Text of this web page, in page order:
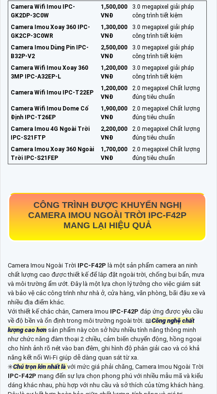
Camera Wifi Imou IPC-
GK2DP-3C0W
1,500,000
VNĐ
3.0 megapixel giải pháp
công trình tiết kiệm
Camera Imou Xoay 360 IPC-
GK2CP-3C0WR
1,300,000
VNĐ
3.0 megapixel giải pháp
công trình tiết kiệm
Camera Imou Dùng Pin IPC-
B32P-V2
2,500,000
VNĐ
3.0 megapixel giải pháp
công trình tiết kiệm
Camera Wifi Imou Xoay 360
3MP IPC-A32EP-L
1,200,000
VNĐ
3.0 megapixel giải pháp
công trình tiết kiệm
Camera Wifi Imou IPC-T22EP
1,200,000
VNĐ
2.0 megapixel Chất lượng
đúng tiêu chuẩn
Camera Wifi Imou Dome Cố
Định IPC-T26EP
1,900,000
VNĐ
2.0 megapixel Chất lượng
đúng tiêu chuẩn
Camera Imou 4G Ngoài Trời
IPC-S21FTP
2,200,000
VNĐ
2.0 megapixel Chất lượng
đúng tiêu chuẩn
Camera Imou Xoay 360 Ngoài
Trời IPC-S21FEP
1,700,000
VNĐ
2.0 megapixel Chất lượng
đúng tiêu chuẩn
CÔNG TRÌNH ĐƯỢC KHUYẾN NGHỊ
CAMERA IMOU NGOÀI TRỜI IPC-F42P
MANG LẠI HIỆU QUẢ
Camera Imou Ngoài Trời IPC-F42P là một sản phẩm camera an ninh
chất lượng cao được thiết kế để lắp đặt ngoài trời, chống bụi bẩn, mưa
và môi trường ẩm ướt. Đây là một lựa chọn lý tưởng cho việc giám sát
và bảo vệ các công trình như nhà ở, cửa hàng, văn phòng, bãi đậu xe và
nhiều địa điểm khác.
Với thiết kế chắc chắn, Camera Imou IPC-F42P đáp ứng được yêu cầu
về độ bền và ổn định trong môi trường ngoài trời. 📖Công nghệ chất
lượng cao hơn sản phẩm này còn sở hữu nhiều tính năng thông minh
như chức năng đàm thoại 2 chiều, cảm biến chuyển động, hồng ngoại
cho hình ảnh rõ nét vào ban đêm, ghi hình độ phân giải cao và có khả
năng kết nối Wi-Fi giúp dễ dàng quan sát từ xa.
✳️Chú trọn lớn nhất là với mức giá phải chăng, Camera Imou Ngoài Trời
IPC-F42P mang đến sự lựa chọn phong phú với nhiều mẫu mã và kiểu
dáng khác nhau, phù hợp với nhu cầu và sở thích của từng khách hàng.